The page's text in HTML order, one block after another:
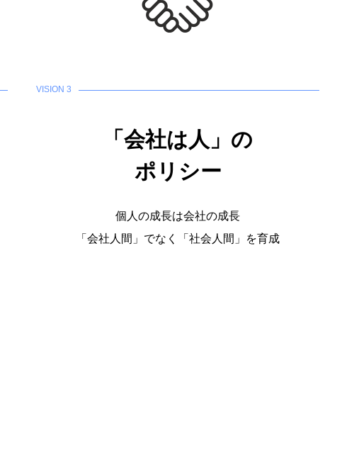
VISION 3
「会社は人」の
ポリシー
個人の成長は会社の成長
「会社人間」でなく「社会人間」を育成